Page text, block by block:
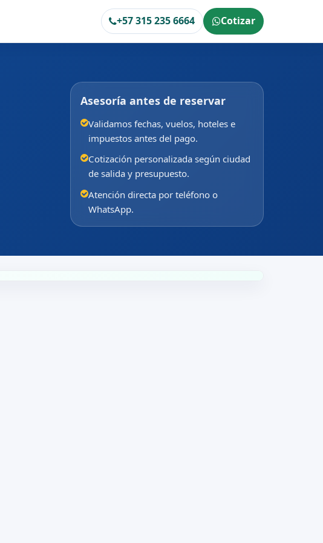
+57 315 235 6664 Cotizar
Asesoría antes de reservar
Validamos fechas, vuelos, hoteles e
impuestos antes del pago.
Cotización personalizada según ciudad
de salida y presupuesto.
Atención directa por teléfono o
WhatsApp.